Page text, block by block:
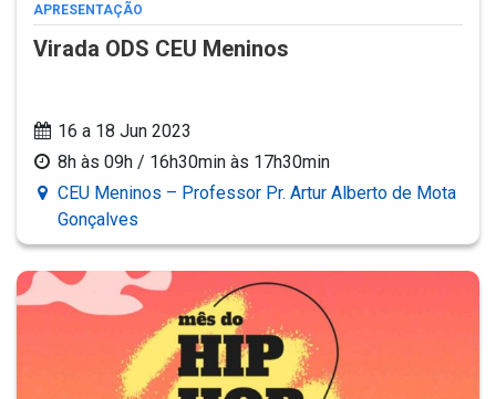
APRESENTAÇÃO
Virada ODS CEU Meninos
16 a 18 Jun 2023
8h às 09h / 16h30min às 17h30min
CEU Meninos – Professor Pr. Artur Alberto de Mota
Gonçalves